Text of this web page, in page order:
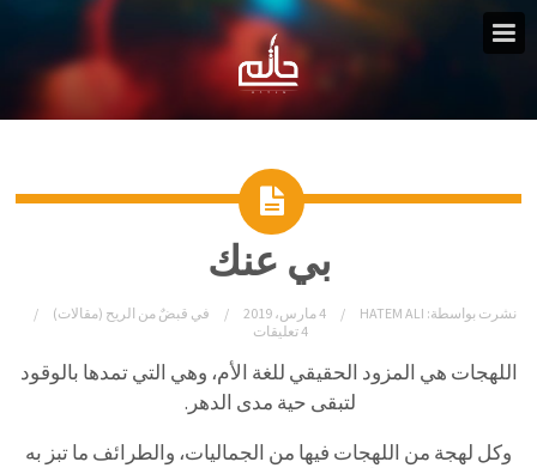
بي عنك
نشرت بواسطة: HATEM ALI 4 مارس، 2019 في قبضٌ من الريح (مقالات)
4 تعليقات
اللهجات هي المزود الحقيقي للغة الأم، وهي التي تمدها بالوقود
لتبقى حية مدى الدهر.
وكل لهجة من اللهجات فيها من الجماليات، والطرائف ما تبز به